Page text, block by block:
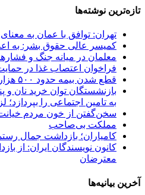
تازه‌ترین نوشته‌ها
تهران: توافق با عمان به
کمیسر عالی حقوق بشر: به
معلمان در میانه جنگ و
فراخوان اعتصاب غذا در
قطع شدن بیمه حدود ۵۰۰ هزار کارگر طی پنج سال
بازنشستگان توان خرید نان و
به تامین اجتماعی را
سخن‌گفتن از خون مردم
مملکت بی‌صاحب
کامیاران؛ بازداشت جمال
کانون نویسندگان ایران: از
معترضان
آخرین بیانیه‌ها